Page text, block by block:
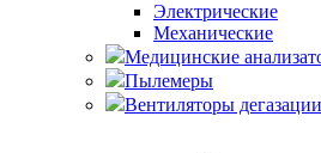
Электрические
Механические
Медицинские
Пылемеры
Вентиляторы дегазации